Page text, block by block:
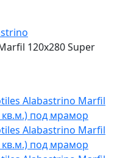
120x280 Super